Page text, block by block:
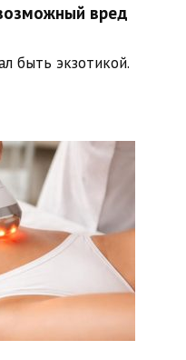
вред
быть экзотикой.